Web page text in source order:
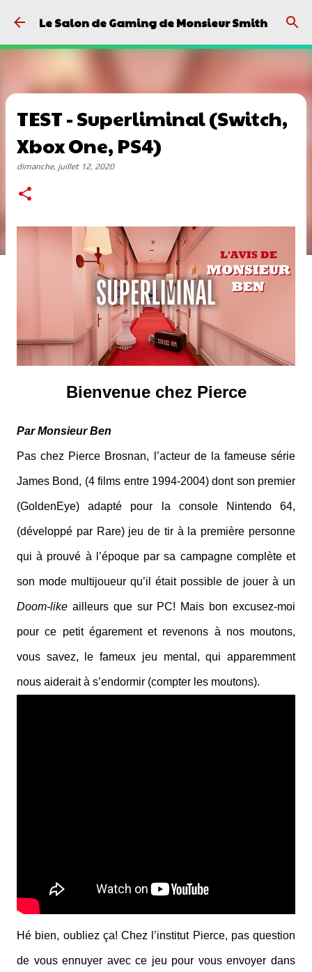
Passer au contenu principal
Le Salon de Gaming de Monsieur Smith
TEST - Superliminal (Switch,
Xbox One, PS4)
dimanche, juillet 12, 2020
Bienvenue chez Pierce
Par Monsieur Ben
Pas chez Pierce Brosnan, l’acteur de la fameuse série
James Bond, (4 films entre 1994-2004) dont son premier
(GoldenEye) adapté pour la console Nintendo 64,
(développé par Rare) jeu de tir à la première personne
qui à prouvé à l’époque par sa campagne complète et
son mode multijoueur qu’il était possible de jouer à un
Doom-like ailleurs que sur PC! Mais bon excusez-moi
pour ce petit égarement et revenons à nos moutons,
vous savez, le fameux jeu mental, qui apparemment
nous aiderait à s’endormir (compter les moutons).
Hé bien, oubliez ça! Chez l’institut Pierce, pas question
de vous ennuyer avec ce jeu pour vous envoyer dans